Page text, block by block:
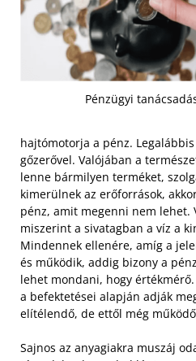
Pénzügyi
hajtómotorja a pénz.
gőzerővel. Valójában a
lenne bármilyen terméket,
kimerülnek az erőforrások,
pénz, amit megenni nem lehet.
miszerint a sivatagban a víz a
Mindennek ellenére, amíg a
és működik, addig bizony a
lehet mondani, hogy
a befektetései alapján adják
elítélendő, de ettől még
Sajnos az anyagiakra muszáj